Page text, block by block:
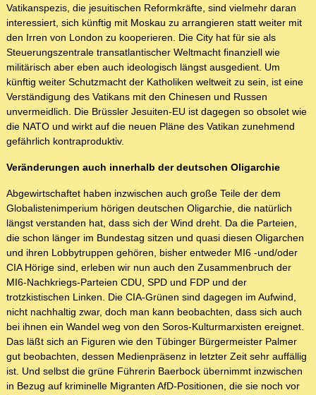
Vatikanspezis, die jesuitischen Reformkräfte, sind vielmehr daran
interessiert, sich künftig mit Moskau zu arrangieren statt weiter mit
den Irren von London zu kooperieren. Die City hat für sie als
Steuerungszentrale transatlantischer Weltmacht finanziell wie
militärisch aber eben auch ideologisch längst ausgedient. Um
künftig weiter Schutzmacht der Katholiken weltweit zu sein, ist eine
Verständigung des Vatikans mit den Chinesen und Russen
unvermeidlich. Die Brüssler Jesuiten-EU ist dagegen so obsolet wie
die NATO und wirkt auf die neuen Pläne des Vatikan zunehmend
gefährlich kontraproduktiv.
Veränderungen auch innerhalb der deutschen Oligarchie
Abgewirtschaftet haben inzwischen auch große Teile der dem
Globalistenimperium hörigen deutschen Oligarchie, die natürlich
längst verstanden hat, dass sich der Wind dreht. Da die Parteien,
die schon länger im Bundestag sitzen und quasi diesen Oligarchen
und ihren Lobbytruppen gehören, bisher entweder MI6 -und/oder
CIA Hörige sind, erleben wir nun auch den Zusammenbruch der
MI6-Nachkriegs-Parteien CDU, SPD und FDP und der
trotzkistischen Linken. Die CIA-Grünen sind dagegen im Aufwind,
nicht nachhaltig zwar, doch man kann beobachten, dass sich auch
bei ihnen ein Wandel weg von den Soros-Kulturmarxisten ereignet.
Das läßt sich an Figuren wie den Tübinger Bürgermeister Palmer
gut beobachten, dessen Medienpräsenz in letzter Zeit sehr auffällig
ist. Und selbst die grüne Führerin Baerbock übernimmt inzwischen
in Bezug auf kriminelle Migranten AfD-Positionen, die sie noch vor